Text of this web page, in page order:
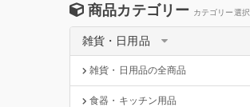
商品カテゴリー カテゴリー選択
雑貨・日用品
雑貨・日用品の全商品
食器・キッチン用品